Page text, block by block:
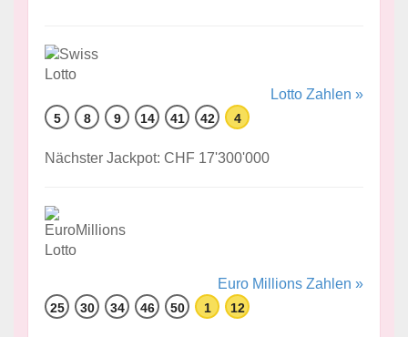
Lotto Zahlen »
5 8 9 14 41 42 4
Nächster Jackpot: CHF 17'300'000
Euro Millions Zahlen »
25 30 34 46 50 1 12